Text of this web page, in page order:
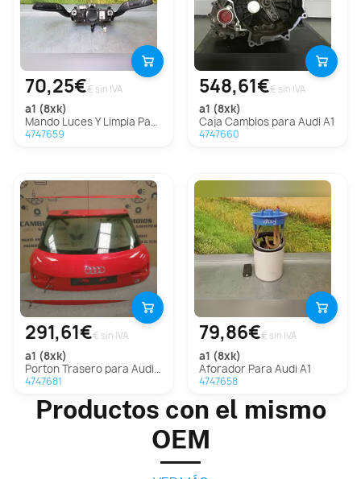
70,25€€ sin IVA
a1 (8xk)
Mando Luces Y Limpia Para Audi A1
4747659
548,61€€ sin IVA
a1 (8xk)
Caja Cambios para Audi A1
4747660
291,61€€ sin IVA
a1 (8xk)
Porton Trasero para Audi A1 (8Xk)
4747681
79,86€€ sin IVA
a1 (8xk)
Aforador Para Audi A1
4747658
Productos con el mismo
OEM